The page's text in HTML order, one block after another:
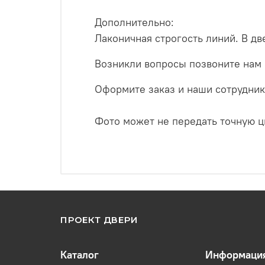
Дополнительно:
Лаконичная строгость линий. В
Возникли вопросы позвоните нам
Оформите заказ и наши
Фото может не передать точную
ПРОЕКТ ДВЕРИ
Каталог